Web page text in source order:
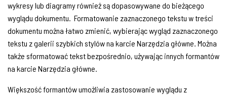
wykresy lub diagramy również są dopasowywane do bieżącego
wyglądu dokumentu. Formatowanie zaznaczonego tekstu w treści
dokumentu można łatwo zmienić, wybierając wygląd zaznaczonego
tekstu z galerii szybkich stylów na karcie Narzędzia główne. Można
także sformatować tekst bezpośrednio, używając innych formantów
na karcie Narzędzia główne.
Większość formantów umożliwia zastosowanie wyglądu z